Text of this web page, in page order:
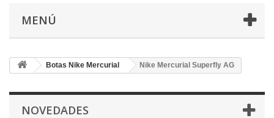
MENÚ
Botas Nike Mercurial Nike Mercurial Superfly AG
NOVEDADES